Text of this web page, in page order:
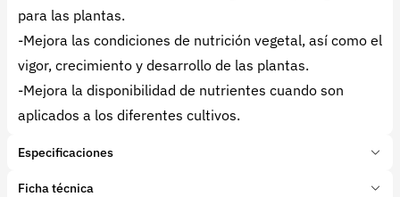
para las plantas.
-Mejora las condiciones de nutrición vegetal, así como el
vigor, crecimiento y desarrollo de las plantas.
-Mejora la disponibilidad de nutrientes cuando son
aplicados a los diferentes cultivos.
Especificaciones
Marca: Sobiotech
Ficha técnica